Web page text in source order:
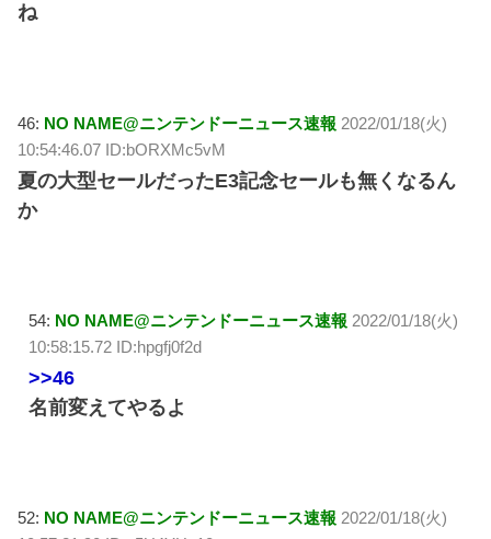
ね
46: NO NAME@ニンテンドーニュース速報 2022/01/18(火)
10:54:46.07 ID:bORXMc5vM
夏の大型セールだったE3記念セールも無くなるん
か
54: NO NAME@ニンテンドーニュース速報 2022/01/18(火)
10:58:15.72 ID:hpgfj0f2d
>>46
名前変えてやるよ
52: NO NAME@ニンテンドーニュース速報 2022/01/18(火)